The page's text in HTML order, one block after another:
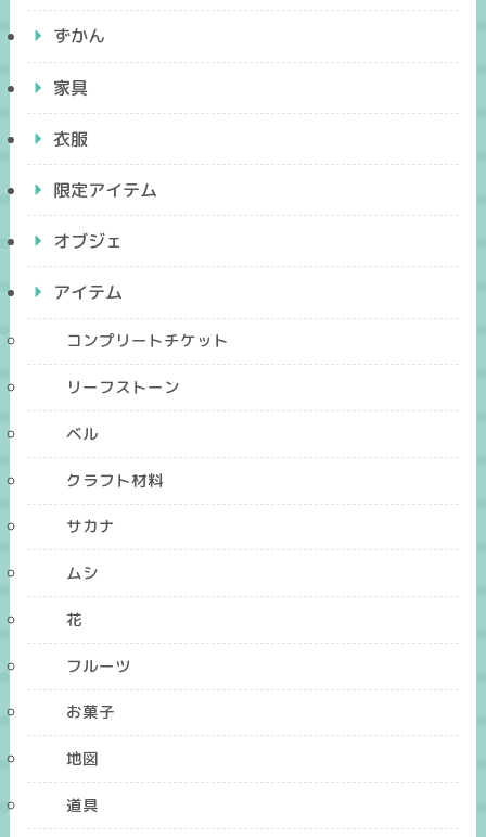
ずかん
家具
衣服
限定アイテム
オブジェ
アイテム
コンプリートチケット
リーフストーン
ベル
クラフト材料
サカナ
ムシ
花
フルーツ
お菓子
地図
道具